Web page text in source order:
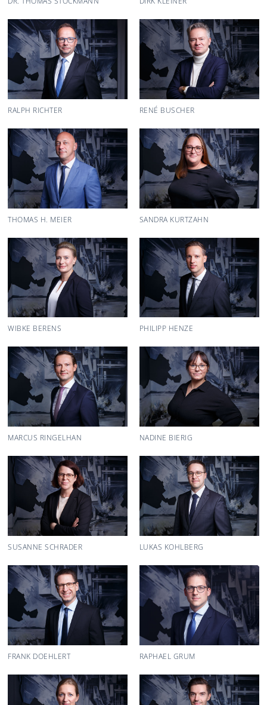
RALPH RICHTER RENÉ BUSCHER
THOMAS H. MEIER SANDRA KURTZAHN
WIBKE BERENS PHILIPP HENZE
MARCUS RINGELHAN NADINE BIERIG
SUSANNE SCHRADER LUKAS KOHLBERG
FRANK DOEHLERT RAPHAEL GRUM